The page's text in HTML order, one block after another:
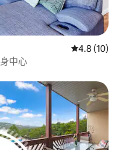
從 10 則評
4.8 (10)
中心